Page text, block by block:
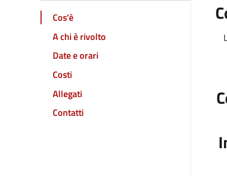
Cos'è
A chi è rivolto
Date e orari
Costi
Allegati
Contatti